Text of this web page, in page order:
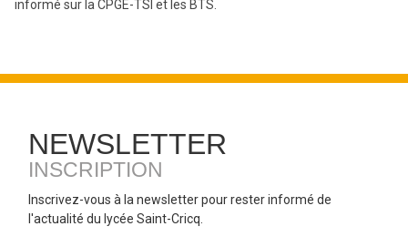
informé sur la CPGE-TSI et les BTS.
NEWSLETTER
INSCRIPTION
Inscrivez-vous à la newsletter pour rester informé de
l'actualité du lycée Saint-Cricq.